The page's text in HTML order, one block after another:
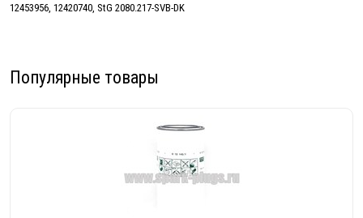
12453956, 12420740, StG 2080.217-SVB-DK
Популярные товары